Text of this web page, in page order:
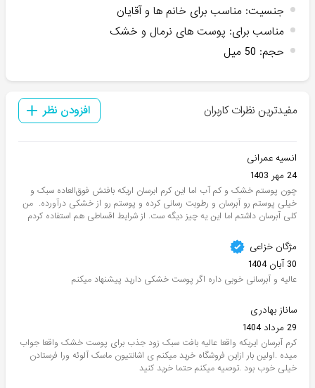
جنسیت: مناسب برای خانم ها و آقایان
مناسب برای: پوست های نرمال و خشک
حجم: 50 میل
مفیدترین نظرات کاربران افزودن نظر
انسیه عمرانی
24 مهر 1403
چون پوستم خشک و کم آب اما این کرم ابرسان اریکه بافتش فوق‌العاده سبک و
خیلی پوستم رو آبرسان و رطوبت رسانی کرده و پوستم رو از خشکی درآورده. من
کلی آبرسان داشتم اما این یه چیز دیگه ست. از شرایط اقساطی هم استفاده کردم
مژگان خزاعی
30 آبان 1404
عالیه و آبرسانی خوبی داره اگر پوست خشکی دارید پیشنهاد میکنم
ساناز بهادری
29 مرداد 1404
کرم آبرسان ایریکه واقعا عالیه بافت سبک زود جذب برای پوست خشک واقعا جواب
میده .اولین بار ازاین فروشگاه خرید میکنم ی اشانتیون ماسک آلوئه ورا فرستادن
خیلی خوب بود .توصیه میکنم حتما خرید کنید